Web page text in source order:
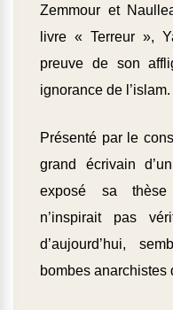
Zemmour et
livre « Terreur »,
preuve de son
ignorance de l’islam.
Présenté par le
grand écrivain
exposé sa
n’inspirait pas
d’aujourd’hui,
bombes anarchistes